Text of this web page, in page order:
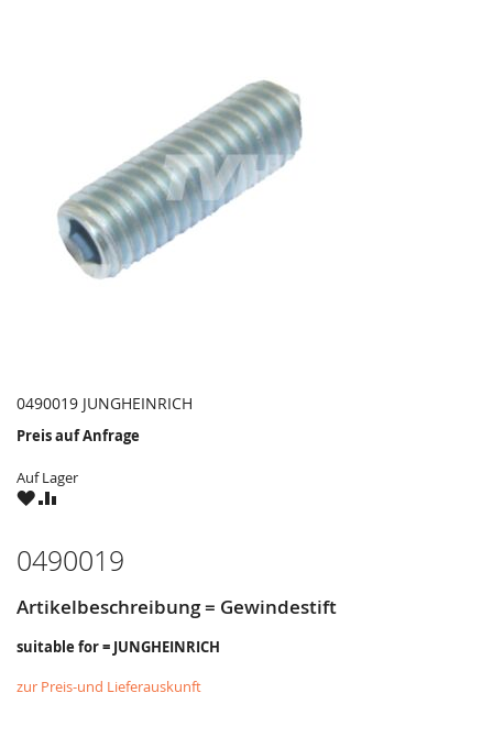
0490019 JUNGHEINRICH
Preis auf Anfrage
Auf Lager
ZUZU
0490019
Artikelbeschreibung = Gewindestift
suitable for = JUNGHEINRICH
zur Preis-und Lieferauskunft